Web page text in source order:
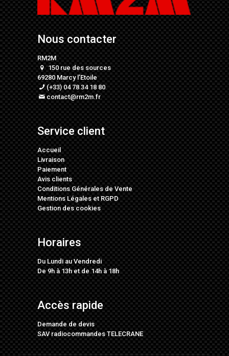
Nous contacter
RM2M
150 rue des sources
69280 Marcy l’Etoile
(+33) 04 78 34 18 80
contact@rm2m.fr
Service client
Accueil
Livraison
Paiement
Avis clients
Conditions Générales de Vente
Mentions LégalesetRGPD
Gestion des cookies
Horaires
Du Lundi au Vendredi
De 9h à 13h et de 14h à 18h
Accès rapide
Demande de devis
SAV radiocommandes TELECRANE